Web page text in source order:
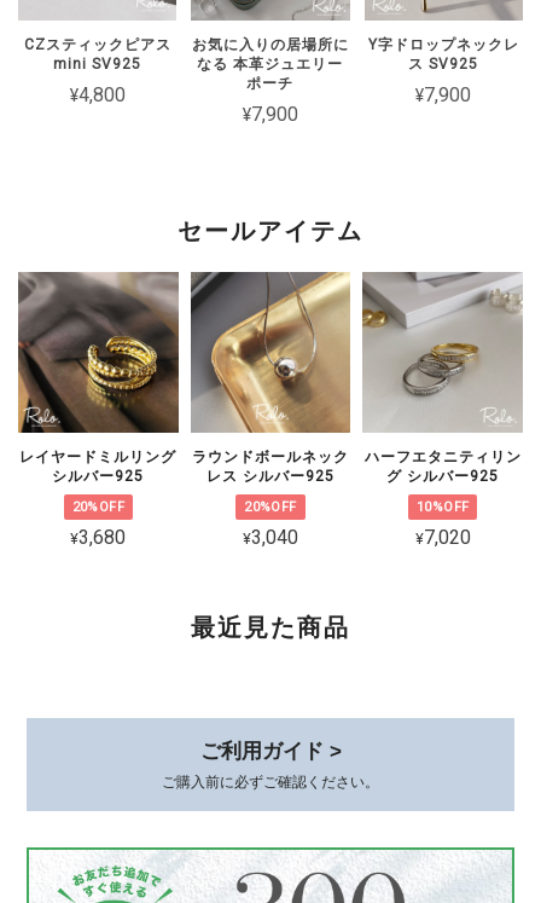
ワインレッド（期間限定）
2026/02/15
2週間経たずでチェーンがちぎれてしまった 彼女とお揃いで買ったの
に残念です
ん。 大切な方とのペアとしてお選びい
まいましたことを心よりお詫び申し上げ
ます。 状態を確認のうえ対応をご案内
いたしますので、恐れ入りますがショッ
プのお問い合わせよりご連絡いただけま
すと幸いです。
CZ 5連ラインピアス シルバー925
可愛くて品があり、とても気に入ってます。 着けていると褒めて貰え
て嬉しいです。 素敵な梱包、いつもありがとうございます😊
いてから時間が経った今も、またこうし
てお声を届けていただけて、本当に嬉し
いです。 身につけていて、褒めていた
シーンをお届けできたことが何より励み
です。 梱包についてもお言葉をいただ
CZスティックピアス
mini SV925
¥4,800
お気に入りの居場所に
なる 本革ジュエリー
ポーチ
¥7,900
Y字ドロップネックレ
ス SV925
¥7,900
セールアイテム
レイヤードミルリング
シルバー925
20%OFF
¥3,680
ラウンドボールネック
レス シルバー925
20%OFF
¥3,040
ハーフエタニティリン
グ シルバー925
10%OFF
¥7,020
最近見た商品
ご利用ガイド >
ご購入前に必ずご確認ください。